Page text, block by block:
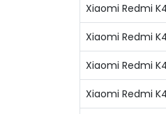
Xiaomi Redmi
Xiaomi Redmi
Xiaomi Redmi
Xiaomi Redmi